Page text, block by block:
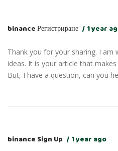
binance Регистриране 1 year
Thank you for your sharing. I am
ideas. It is your article that
But, I have a question, can you
binance Sign Up 1 year ago